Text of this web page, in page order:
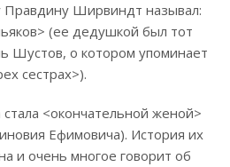
Правдину Ширвиндт называл:
(ее дедушкой был тот
Шустов, о котором упоминает
сестрах>).
<окончательной женой>
Ефимовича). История их
и очень многое говорит об